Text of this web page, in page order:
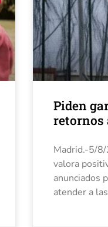
Piden
retornos
Madrid.-5/
valora
anunciados
atender a